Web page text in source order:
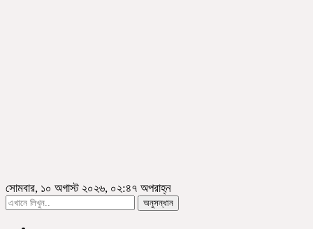
সোমবার, ১০ অগাস্ট ২০২৬, ০২:৪৭ অপরাহ্ন
অনুসন্ধান